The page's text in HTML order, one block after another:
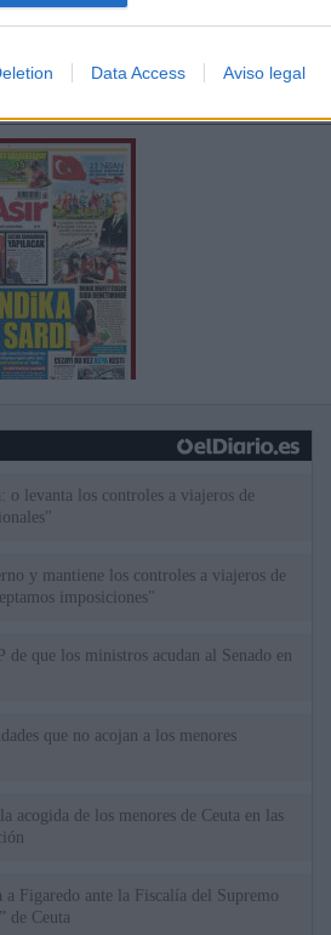
Data Access Aviso legal
levanta los controles a viajeros de
y mantiene los controles a viajeros de
imposiciones"
de que los ministros acudan al Senado en
que no acojan a los menores
acogida de los menores de Ceuta en las
Figaredo ante la Fiscalía del Supremo
de Ceuta